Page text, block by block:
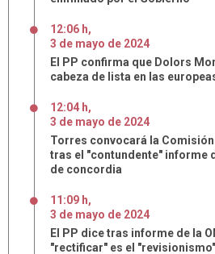
12:06 h,
3 de mayo de 2024
El PP confirma que Dolors
cabeza de lista en las
12:04 h,
3 de mayo de 2024
Torres convocará la
tras el "contundente" informe
de concordia
11:09 h,
3 de mayo de 2024
El PP dice tras informe de la
"rectificar" es el